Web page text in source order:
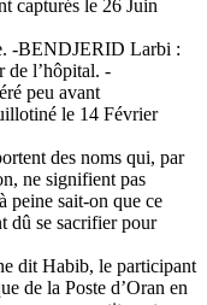
capturés le 26 Juin
-BENDJERID Larbi :
de l’hôpital. -
peu avant
le 14 Février
des noms qui, par
ne signifient pas
peine sait-on que ce
dû se sacrifier pour
dit Habib, le participant
de la Poste d’Oran en